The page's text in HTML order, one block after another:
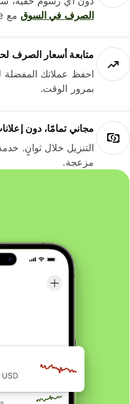
الصرف في السوقمع Wise.
متابعة أسعار الصرف
احفظ عملاتك المفضلة
بمرور الوقت.
مجاني تمامًا، دون إعلانات
التنزيل خلال ثوانٍ. خدمة
مزعجة.